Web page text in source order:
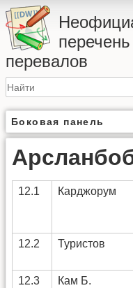
перевалов
Боковая панель
12.1 Карджорум
12.2
Туристов
12.3
Кам Б.